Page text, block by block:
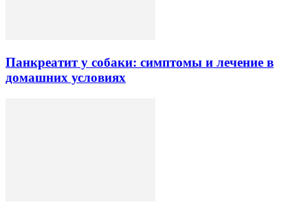
Панкреатит у собаки: симптомы и лечение в
домашних условиях